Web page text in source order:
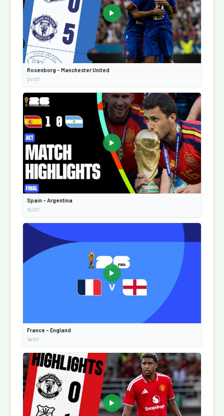
▶
Rosenborg - Manchester United
24/07
▶
Spain - Argentina
19/07
▶
France - England
18/07
▶